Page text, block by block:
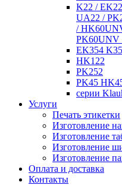
K22 /
UA22 /
/
PK60UNV
EK354
HK122
PK252
PK45
серии
Услуги
Печать этикетки
Изготовление
Изготовление
Изготовление
Изготовление
Оплата и доставка
Контакты